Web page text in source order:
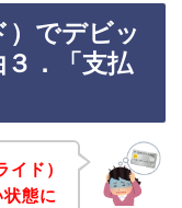
でデビッ
３．「支払
ド）
態に